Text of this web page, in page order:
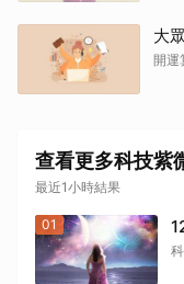
大
開運
查看更多科技紫
最近1小時結果
01